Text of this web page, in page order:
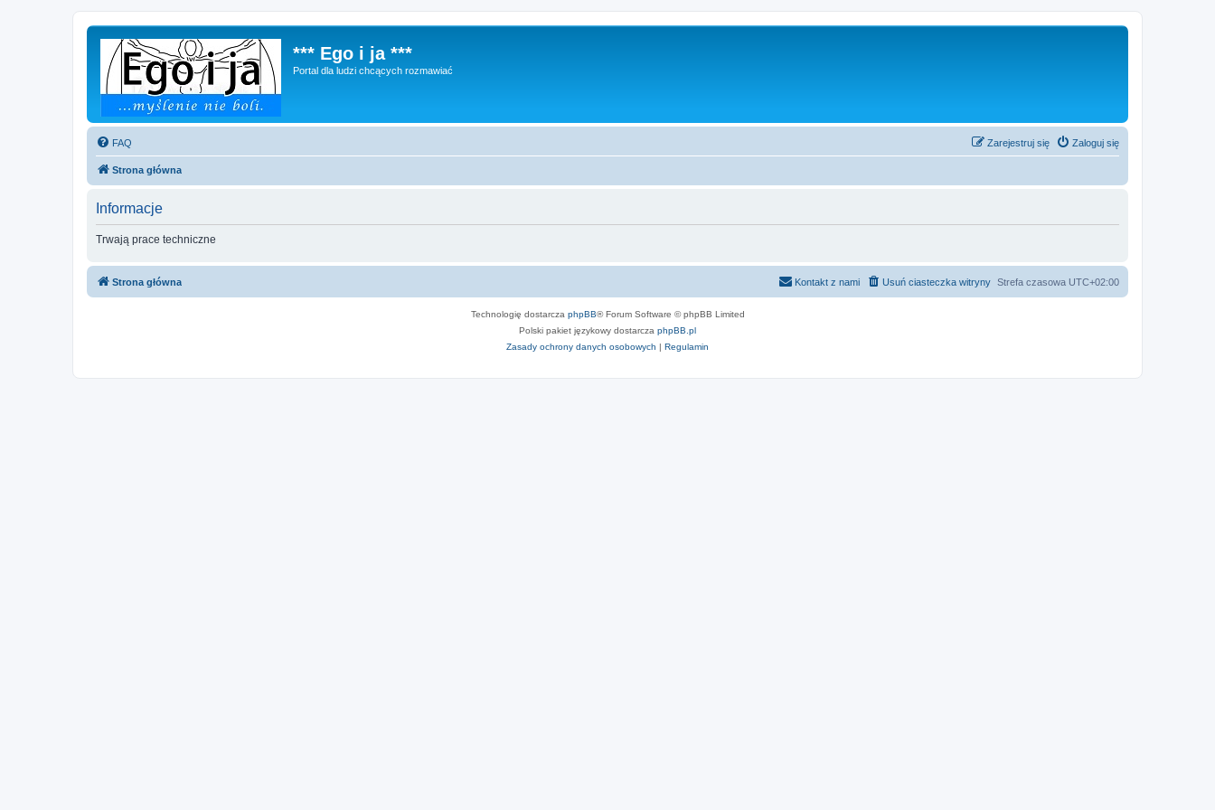
*** Ego i ja ***
Portal dla ludzi chcących rozmawiać
FAQ Zaloguj się
Zarejestruj się
Strona główna
Informacje
Trwają prace techniczne
Strona główna Strefa czasowa UTC+02:00
Usuń ciasteczka witryny
Kontakt z nami
Technologię dostarcza phpBB® Forum Software © phpBB Limited
Polski pakiet językowy dostarcza phpBB.pl
Zasady ochrony danych osobowych | Regulamin